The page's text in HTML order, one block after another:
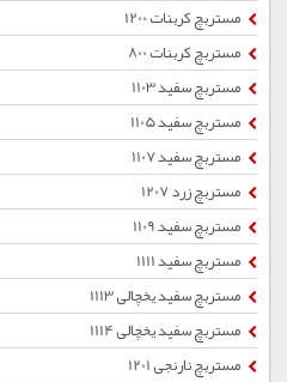
مستربچ کربنات 1200
مستربچ کربنات 800
مستربچ سفید 1103
مستربچ سفید 1105
مستربچ سفید 1107
مستربچ زرد 1207
مستربچ سفید 1109
مستربچ سفید 1111
مستربچ سفید یخچالی 1113
مستربچ سفید یخچالی 1114
مستربچ نارنجی 1201